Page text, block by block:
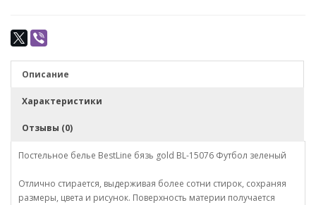
Описание
Характеристики
Отзывы (0)
Постельное белье BestLine бязь gold BL-15076 Футбол зеленый
Отлично стирается, выдерживая более сотни стирок, сохраняя
размеры, цвета и рисунок. Поверхность материи получается